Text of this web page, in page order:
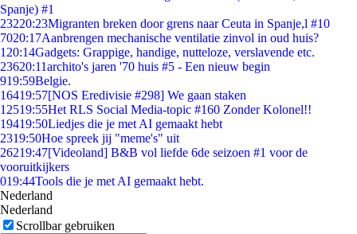
Spanje) #1
23220:23Migranten breken door grens naar Ceuta in Spanje,l #10
7020:17Aanbrengen mechanische ventilatie zinvol in oud huis?
1 20:14Gadgets: Grappige, handige, nutteloze, verslavende etc.
23620:11archito's jaren '70 huis #5 - Een nieuw begin
919:59Belgie.
16419:57[NOS Eredivisie #298] We gaan staken
12519:55Het RLS Social Media-topic #160 Zonder Kolonel!!
19419:50Liedjes die je met AI gemaakt hebt
2319:50Hoe spreek jij "meme's" uit
26219:47[Videoland] B&B vol liefde 6de seizoen #1 voor de
vooruitkijkers
019:44Tools die je met AI gemaakt hebt.
Nederland
Nederland
Scrollbar gebruiken